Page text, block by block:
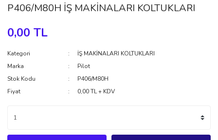
P406/M80H İŞ MAKİNALARI KOLTUKLARI
0,00 TL
Kategori
İŞ MAKİNALARI KOLTUKLARI
Marka
Pilot
Stok Kodu
P406/M80H
Fiyat
0,00 TL + KDV